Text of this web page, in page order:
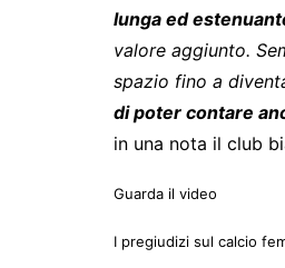
lunga ed
valore aggiunto.
spazio fino a
di poter contare
in una nota il club
Guarda il video
I pregiudizi sul calcio